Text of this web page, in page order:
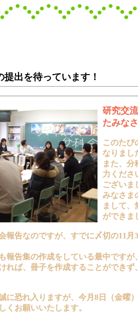
提出を待っています！
研究交
たみな
このたび
なりまし
また、分
力くださ
ございま
みなさま
まして、
ができま
報告なのですが、すでに〆切の11月
報告集の作成をしている最中ですが
れば、冊子を作成することができず
に恐れ入りますが、今月8日（金曜
くお願いいたします。